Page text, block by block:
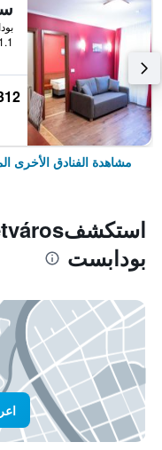
1.1 كيلومتر عن وسط المدينة
312
مشاهدة الفنادق الأخرى
بودابست